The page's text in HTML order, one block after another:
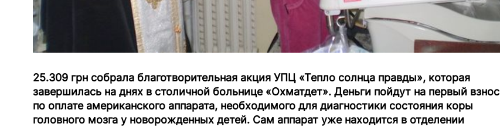
25.309 грн собрала благотворительная акция УПЦ «Тепло солнца правды», которая
завершилась на днях в столичной больнице «Охматдет». Деньги пойдут на первый взнос
по оплате американского аппарата, необходимого для диагностики состояния коры
головного мозга у новорожденных детей. Сам аппарат уже находится в отделении